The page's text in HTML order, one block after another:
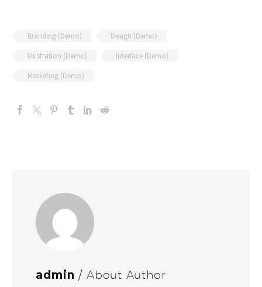
Branding (Demo)
Design (Demo)
Illustration (Demo)
Interface (Demo)
Marketing (Demo)
admin / About Author